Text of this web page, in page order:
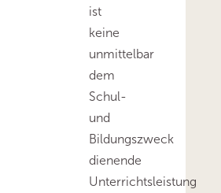
ist
keine
unmittelbar
dem
Schul-
und
Bildungszweck
dienende
Unterrichtsleistung